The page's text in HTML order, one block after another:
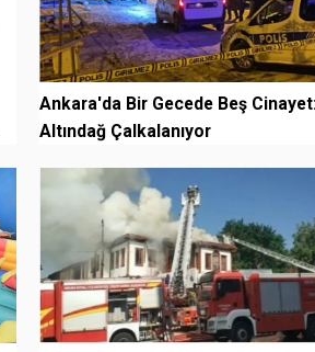
Ankara'da Bir Gecede Beş Cinayet:
Altındağ Çalkalanıyor